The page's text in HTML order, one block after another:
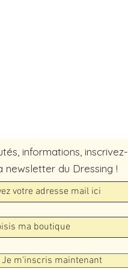
informations, inscrivez-
newsletter du Dressing !
Je m'inscris maintenant